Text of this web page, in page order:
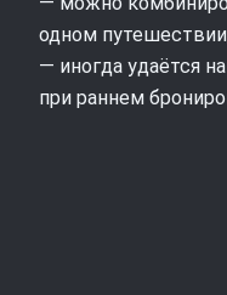
одном
— иногда удаётся
при раннем